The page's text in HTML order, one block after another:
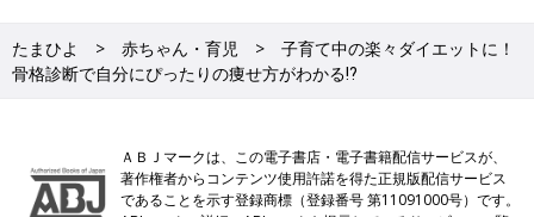
たまひよ 赤ちゃん・育児
子育て中の楽々ダイエットに！
骨格診断で自分にぴったりの痩せ方がわかる⁉
ＡＢＪマークは、この電子書店・電子書籍配信サービスが、
著作権者からコンテンツ使用許諾を得た正規版配信サービス
であることを示す登録商標（登録番号 第11091000号）です。